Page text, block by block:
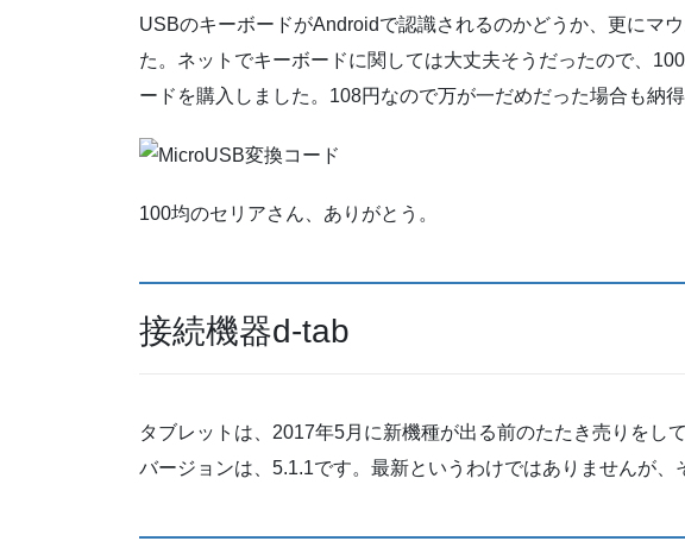
USBのキーボードがAndroidで認識されるのかどうか、更にマ
た。ネットでキーボードに関しては大丈夫そうだったので、
ードを購入しました。108円なので万が一だめだった場合も納得
100均のセリアさん、ありがとう。
接続機器d-tab
タブレットは、2017年5月に新機種が出る前のたたき売りをし
バージョンは、5.1.1です。最新というわけではありませんが、